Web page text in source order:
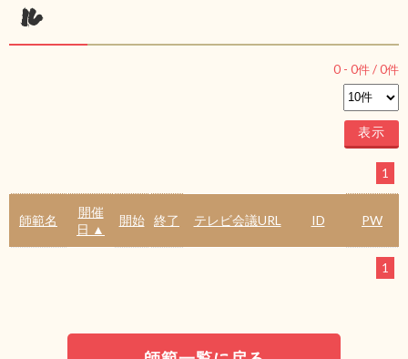
ル
0 - 0件 /0件
1
師範名
開催
日 ▲
開始 終了 テレビ会議URL ID PW
1